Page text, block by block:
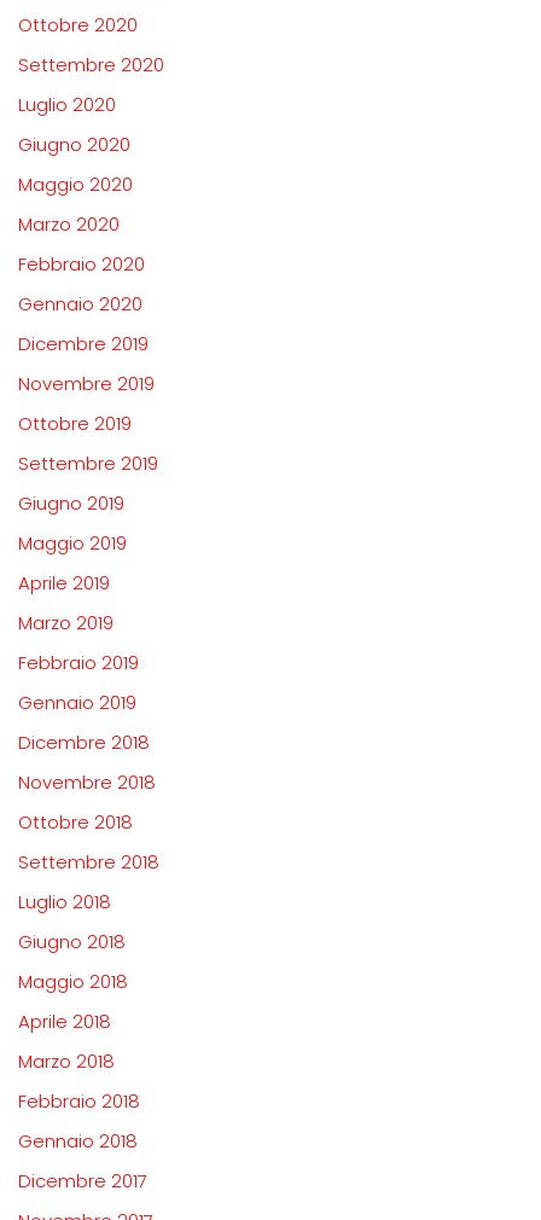
Ottobre 2020
Settembre 2020
Luglio 2020
Giugno 2020
Maggio 2020
Marzo 2020
Febbraio 2020
Gennaio 2020
Dicembre 2019
Novembre 2019
Ottobre 2019
Settembre 2019
Giugno 2019
Maggio 2019
Aprile 2019
Marzo 2019
Febbraio 2019
Gennaio 2019
Dicembre 2018
Novembre 2018
Ottobre 2018
Settembre 2018
Luglio 2018
Giugno 2018
Maggio 2018
Aprile 2018
Marzo 2018
Febbraio 2018
Gennaio 2018
Dicembre 2017